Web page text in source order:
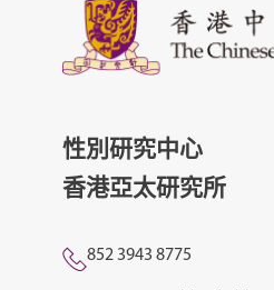
性別研究中心
香港亞太研究所
852 3943 8775